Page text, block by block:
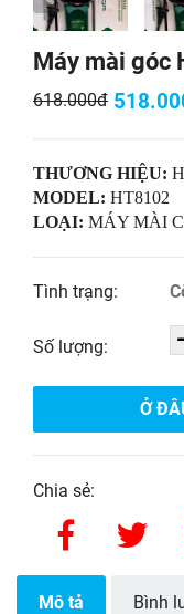
Máy mài góc
618.000đ
THƯƠNG HIỆU:
MODEL: HT8102
LOẠI: MÁY MÀI
Tình trạng:
Số lượng:
Ở
Chia sẻ:
Mô tả Bình